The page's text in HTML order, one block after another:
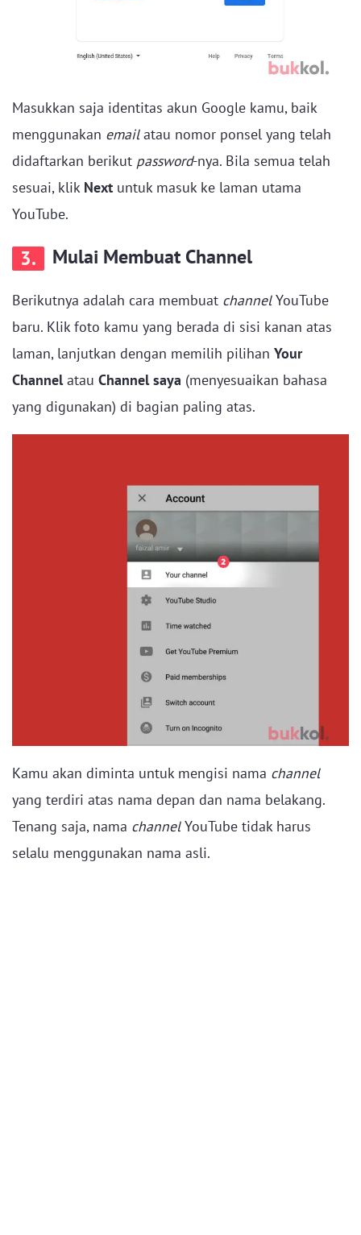
Masukkan saja identitas akun Google kamu, baik
menggunakan emailatau nomor ponsel yang telah
didaftarkan berikut password-nya. Bila semua telah
sesuai, klik Next untuk masuk ke laman utama
YouTube.
3. Mulai Membuat Channel
Berikutnya adalah cara membuat channelYouTube
baru. Klik foto kamu yang berada di sisi kanan atas
laman, lanjutkan dengan memilih pilihan Your
Channelatau Channel saya (menyesuaikan bahasa
yang digunakan) di bagian paling atas.
Kamu akan diminta untuk mengisi nama channel
yang terdiri atas nama depan dan nama belakang.
Tenang saja, nama channelYouTube tidak harus
selalu menggunakan nama asli.